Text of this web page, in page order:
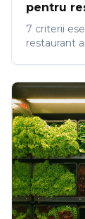
pentru
7 criterii
restaurant